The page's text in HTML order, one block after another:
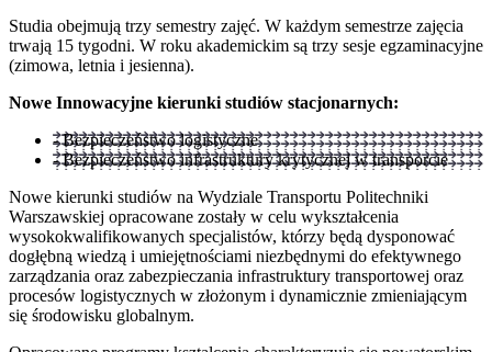
Studia obejmują trzy semestry zajęć. W każdym semestrze zajęcia
trwają 15 tygodni. W roku akademickim są trzy sesje egzaminacyjne
(zimowa, letnia i jesienna).
Nowe Innowacyjne kierunki studiów stacjonarnych:
- Bezpieczeństwo logistyczne
- Bezpieczeństwo infrastruktury krytycznej w transporcie
Nowe kierunki studiów na Wydziale Transportu Politechniki
Warszawskiej opracowane zostały w celu wykształcenia
wysokokwalifikowanych specjalistów, którzy będą dysponować
dogłębną wiedzą i umiejętnościami niezbędnymi do efektywnego
zarządzania oraz zabezpieczania infrastruktury transportowej oraz
procesów logistycznych w złożonym i dynamicznie zmieniającym
się środowisku globalnym.